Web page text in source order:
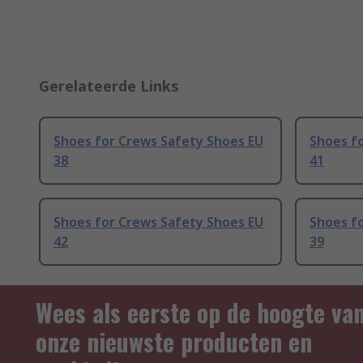
Gerelateerde Links
Shoes for Crews Safety Shoes EU
38
Shoes
41
Shoes for Crews Safety Shoes EU
42
Shoes
39
Wees als eerste op de hoogte
onze nieuwste producten en